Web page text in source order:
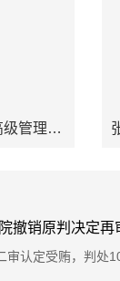
张立文律师办理中国某证券股份公司高级管理人挪用资金罪案件
撤销原判决定再
审认定受贿，判处